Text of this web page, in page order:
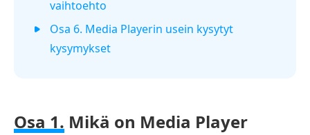
vaihtoehto
Osa 6. Media Playerin usein kysytyt
kysymykset
Osa 1. Mikä on Media Player